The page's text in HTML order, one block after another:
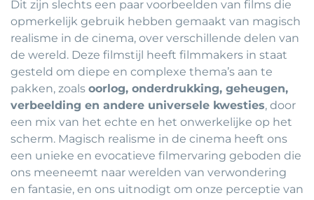
Dit zijn slechts een paar voorbeelden van films die
opmerkelijk gebruik hebben gemaakt van magisch
realisme in de cinema, over verschillende delen van
de wereld. Deze filmstijl heeft filmmakers in staat
gesteld om diepe en complexe thema’s aan te
pakken, zoals oorlog, onderdrukking, geheugen,
verbeelding en andere universele kwesties, door
een mix van het echte en het onwerkelijke op het
scherm. Magisch realisme in de cinema heeft ons
een unieke en evocatieve filmervaring geboden die
ons meeneemt naar werelden van verwondering
en fantasie, en ons uitnodigt om onze perceptie van